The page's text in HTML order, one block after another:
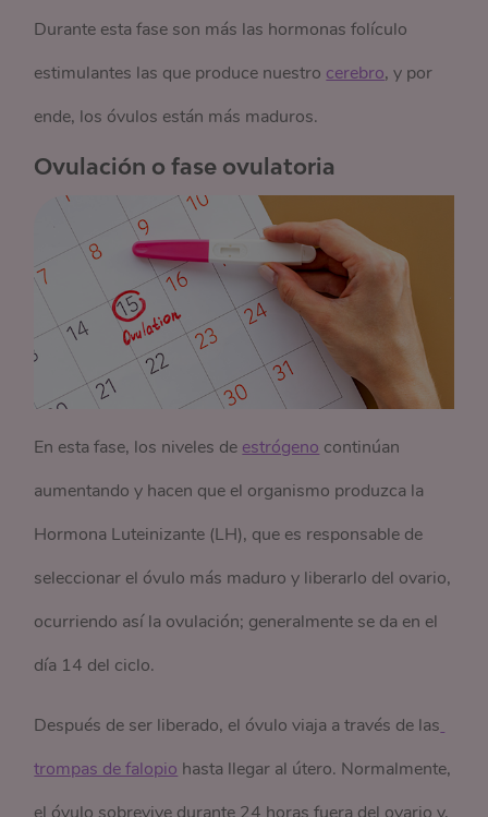
Durante esta fase son más las hormonas folículo
estimulantes las que produce nuestro cerebro, y por
ende, los óvulos están más maduros.
Ovulación o fase ovulatoria
En esta fase, los niveles de estrógeno continúan
aumentando y hacen que el organismo produzca la
Hormona Luteinizante (LH), que es responsable de
seleccionar el óvulo más maduro y liberarlo del ovario,
ocurriendo así la ovulación; generalmente se da en el
día 14 del ciclo.
Después de ser liberado, el óvulo viaja a través de las
trompas de falopio hasta llegar al útero. Normalmente,